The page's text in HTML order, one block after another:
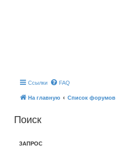
Ссылки FAQ
На главную Список форумов
Поиск
ЗАПРОС